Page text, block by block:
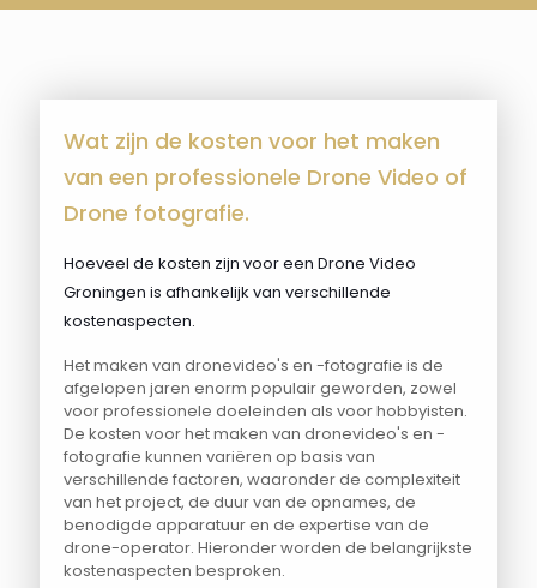
Wat zijn de kosten voor het maken
van een professionele Drone Video of
Drone fotografie.
Hoeveel de kosten zijn voor een Drone Video
Groningen is afhankelijk van verschillende
kostenaspecten.
Het maken van dronevideo's en -fotografie is de
afgelopen jaren enorm populair geworden, zowel
voor professionele doeleinden als voor hobbyisten.
De kosten voor het maken van dronevideo's en -
fotografie kunnen variëren op basis van
verschillende factoren, waaronder de complexiteit
van het project, de duur van de opnames, de
benodigde apparatuur en de expertise van de
drone-operator. Hieronder worden de belangrijkste
kostenaspecten besproken.